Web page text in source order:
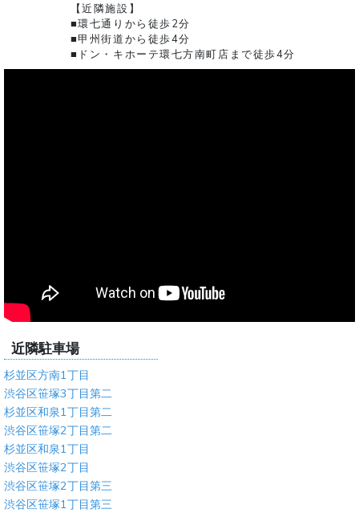
【近隣施設】
■環七通りから徒歩2分
■甲州街道から徒歩4分
■ドン・キホーテ環七方南町店まで徒歩4分
近隣駐車場
杉並区方南1丁目
渋谷区笹塚3丁目第二
杉並区和泉1丁目第二
渋谷区笹塚2丁目第二
杉並区和泉1丁目
渋谷区笹塚2丁目
渋谷区笹塚2丁目第三
渋谷区笹塚1丁目第三